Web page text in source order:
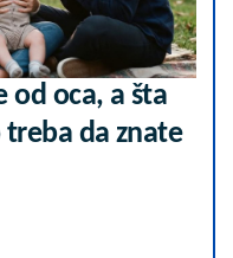
od oca, a šta
treba da znate